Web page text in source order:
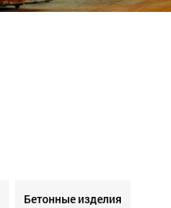
Бетонные изделия